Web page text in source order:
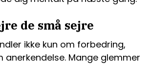
de små sejre
ikke kun om forbedring,
anerkendelse. Mange glemmer